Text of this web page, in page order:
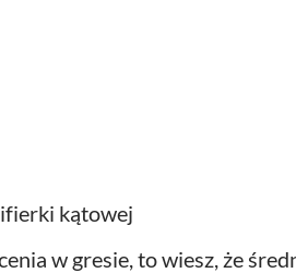
kątowej
w gresie, to wiesz, że